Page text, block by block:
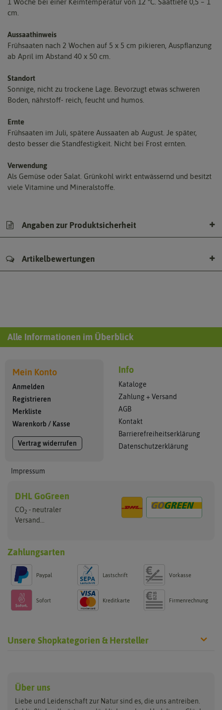
1 Woche bei einer Keimtemperatur von 12 °C. Saattiefe 0,5 – 1
cm.
Aussaathinweis
Frühsaaten nach 2 Wochen auf 5 x 5 cm pikieren, Auspﬂanzung
ab April im Abstand 40 x 50 cm.
Standort
Sonnige, nicht zu trockene Lage. Bevorzugt etwas schweren
Boden, nährstoff- reich, feucht und humos.
Ernte
Frühsaaten im Juli, spätere Aussaaten ab August. Je später,
desto besser die Standfestigkeit. Nicht bei Frost ernten.
Verwendung
Als Gemüse oder Salat. Grünkohl wirkt entwässernd und besitzt
viele Vitamine und Mineralstoffe.
Angaben zur Produktsicherheit
Artikelbewertungen
Alle Informationen im Überblick
Mein Konto
Anmelden
Registrieren
Merkliste
Warenkorb / Kasse
Vertrag widerrufen
Impressum
Info
Kataloge
Zahlung + Versand
AGB
Kontakt
Barrierefreiheitserklärung
Datenschutzerklärung
DHL GoGreen
CO2 - neutraler
Versand...
Zahlungsarten
Paypal Lastschrift Vorkasse
Sofort Kreditkarte Firmenrechnung
Unsere Shopkategorien & Hersteller
Anzuchtschalen
Beleuchtung
Keimsprossen
Benary
Über uns
Liebe und Leidenschaft zur Natur sind es, die uns antreiben.